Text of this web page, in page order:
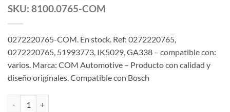
SKU: 8100.0765-COM
0272220765-COM. En stock. Ref: 0272220765,
0272220765, 51993773, IK5029, GA338 – compatible con:
varios. Marca: COM Automotive – Producto con calidad y
diseño originales. Compatible con Bosch